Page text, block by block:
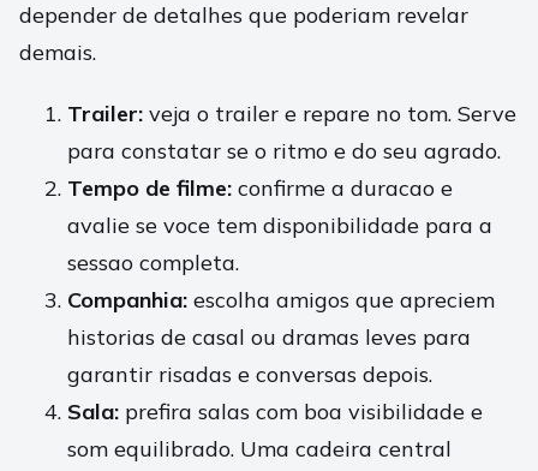
depender de detalhes que poderiam revelar
demais.
Trailer: veja o trailer e repare no tom. Serve
para constatar se o ritmo e do seu agrado.
Tempo de filme: confirme a duracao e
avalie se voce tem disponibilidade para a
sessao completa.
Companhia: escolha amigos que apreciem
historias de casal ou dramas leves para
garantir risadas e conversas depois.
Sala: prefira salas com boa visibilidade e
som equilibrado. Uma cadeira central